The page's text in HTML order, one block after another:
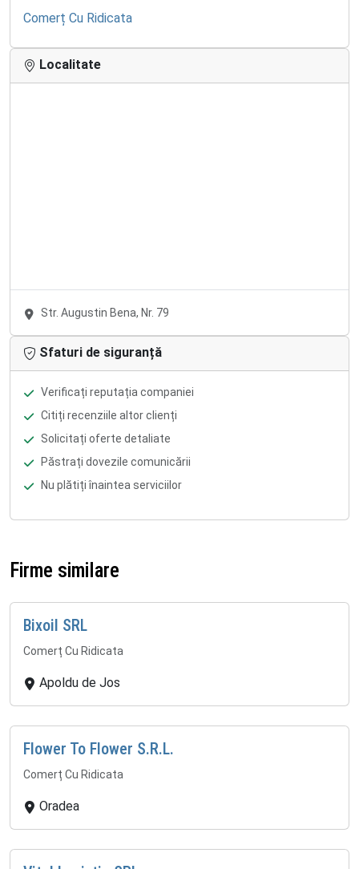
Comerț Cu Ridicata
Localitate
Str. Augustin Bena, Nr. 79
Sfaturi de siguranță
Verificați reputația companiei
Citiți recenziile altor clienți
Solicitați oferte detaliate
Păstrați dovezile comunicării
Nu plătiți înaintea serviciilor
Firme similare
Bixoil SRL
Comerț Cu Ridicata
Apoldu de Jos
Flower To Flower S.R.L.
Comerț Cu Ridicata
Oradea